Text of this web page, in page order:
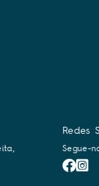
Redes
Segue-